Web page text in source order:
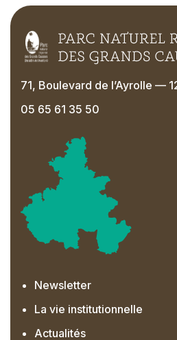
71, Boulevard de l’Ayrolle —
05 65 61 35 50
Newsletter
La vie institutionnelle
Actualités